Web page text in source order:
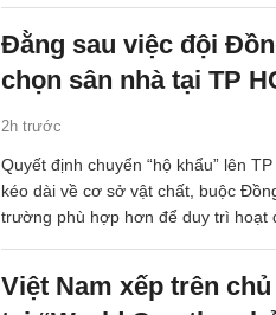
Đằng sau việc đội
chọn sân nhà tại TP
2h trước
Quyết định chuyển “hộ khẩu” lên
kéo dài về cơ sở vật chất, buộc
trường phù hợp hơn để duy trì hoạt
Việt Nam xếp trên